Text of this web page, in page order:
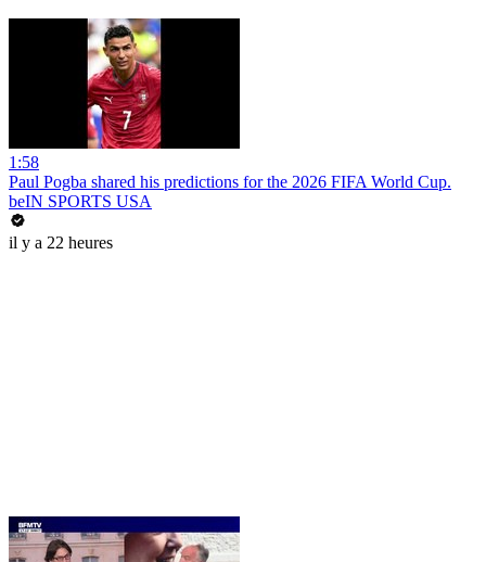
1:58
Paul Pogba shared his predictions for the 2026 FIFA World Cup.
beIN SPORTS USA
il y a 22 heures